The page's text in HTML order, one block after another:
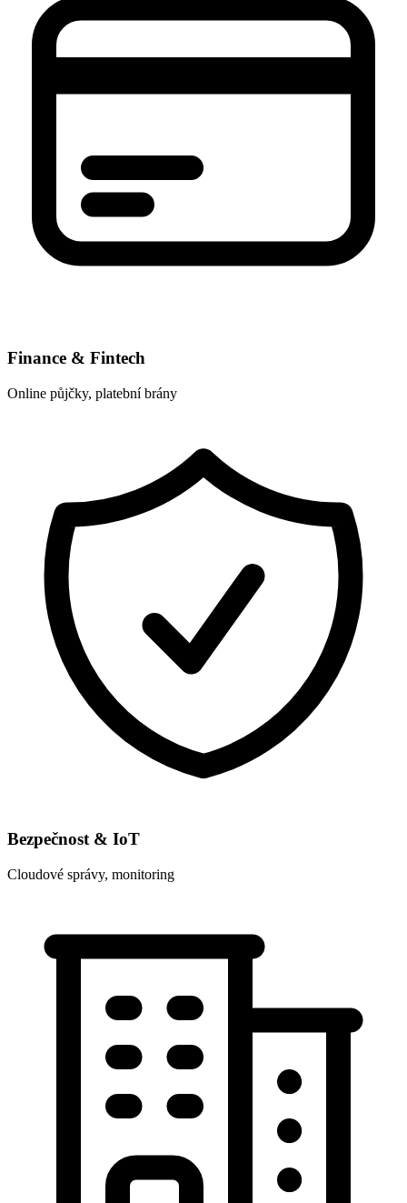
Finance & Fintech
Online půjčky, platební brány
Bezpečnost & IoT
Cloudové správy, monitoring